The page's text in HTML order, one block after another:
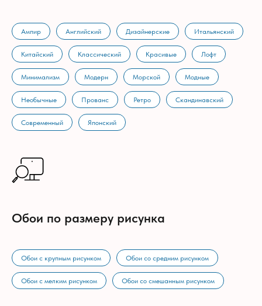
Ампир Английский Дизайнерские Итальянский
Китайский Классический Красивые Лофт
Минимализм Модерн Морской Модные
Необычные Прованс Ретро Скандинавский
Современный Японский
Обои по размеру рисунка
Обои с крупным рисунком Обои со средним рисунком
Обои с мелким рисунком Обои со смешанным рисунком